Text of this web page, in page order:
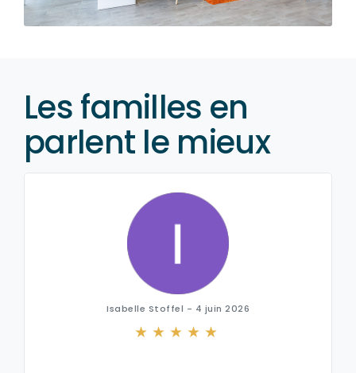
Les familles en
parlent le mieux
Isabelle Stoffel - 4 juin 2026